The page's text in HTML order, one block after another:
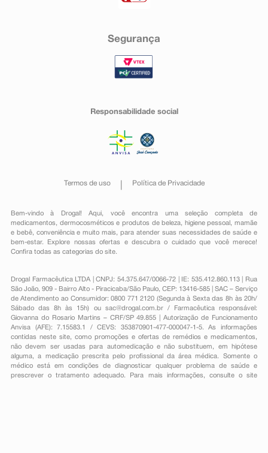
Segurança
Responsabilidade social
Termos de uso Política de Privacidade
Bem-vindo à Drogal! Aqui, você encontra uma seleção completa de
medicamentos , dermocosméticos e produtos de beleza, higiene pessoal ,mamãe
e bebê, conveniênciae muito mais, para atender suas necessidades de saúde e
bem-estar. Explore nossas ofertas e descubra o cuidado que você merece!
Confira todas as categorias do site.
Drogal Farmacêutica LTDA | CNPJ: 54.375.647/0066-72 | IE: 535.412.860.113 | Rua
São João, 909 - Bairro Alto - Piracicaba/São Paulo, CEP: 13416-585 | SAC – Serviço
de Atendimento ao Consumidor: 0800 771 2120 (Segunda à Sexta das 8h às 20h/
Sábado das 8h às 15h) ou sac@drogal.com.br/ Farmacêutica responsável:
Giovanna do Rosario Martins – CRF/SP 49.855 | Autorização de Funcionamento
Anvisa (AFE): 7.15583.1 / CEVS: 353870901-477-000047-1-5. As informações
contidas neste site, como promoções e ofertas de remédios e medicamentos,
não devem ser usadas para automedicação e não substituem, em hipótese
alguma, a medicação prescrita pelo profissional da área médica. Somente o
médico está em condições de diagnosticar qualquer problema de saúde e
prescrever o tratamento adequado. Para mais informações, consulte o site